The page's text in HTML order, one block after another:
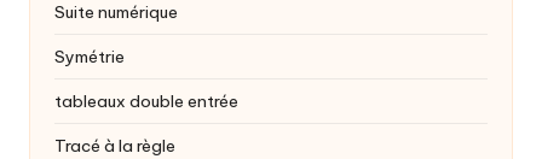
Suite numérique
Symétrie
tableaux double entrée
Tracé à la règle